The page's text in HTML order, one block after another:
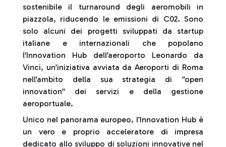
sostenibile il turnaround degli aeromobili in
piazzola, riducendo le emissioni di C02. Sono
solo alcuni dei progetti sviluppati da startup
italiane e internazionali che popolano
l’Innovation Hub dell’aeroporto Leonardo da
Vinci, un’iniziativa avviata da Aeroporti di Roma
nell’ambito della sua strategia di “open
innovation” dei servizi e della gestione
aeroportuale.
Unico nel panorama europeo, l’Innovation Hub è
un vero e proprio acceleratore di impresa
dedicato allo sviluppo di soluzioni innovative nel